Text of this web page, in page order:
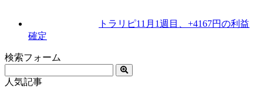
トラリピ11月1週目、+4167円の利益
確定
検索フォーム
人気記事